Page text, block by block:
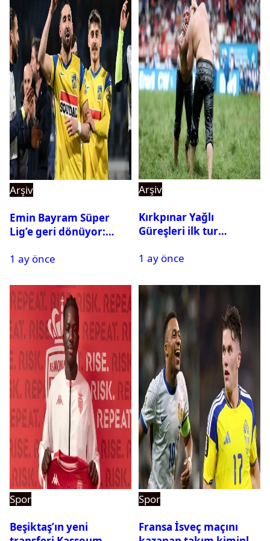
Arşiv
Emin Bayram Süper
Lig’e geri dönüyor:
1 ay önce
Arşiv
Kırkpınar Yağlı
Güreşleri ilk tur
2. tura geçen
1 ay önce
Spor
Beşiktaş’ın yeni
Spor
Fransa İsveç maçını